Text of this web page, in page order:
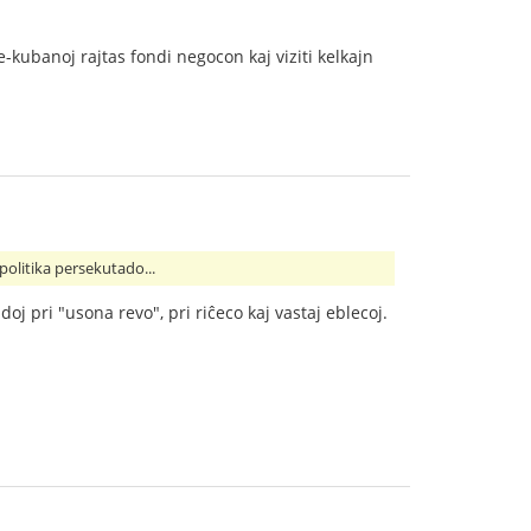
rajtas fondi negocon kaj viziti kelkajn
persekutado...
pri "usona revo", pri riĉeco kaj vastaj eblecoj.